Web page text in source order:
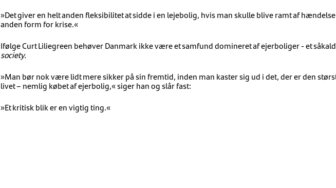
»Det giver en helt anden fleksibilitet at sidde i en lejebolig, hvis man skulle blive ramt af
anden form for krise.«
Ifølge Curt Liliegreen behøver Danmark ikke være et samfund domineret af ejerboliger - et
society.
»Man bør nok være lidt mere sikker på sin fremtid, inden man kaster sig ud i det, der er den
livet – nemlig købet af ejerbolig,« siger han og slår fast:
»Et kritisk blik er en vigtig ting.«